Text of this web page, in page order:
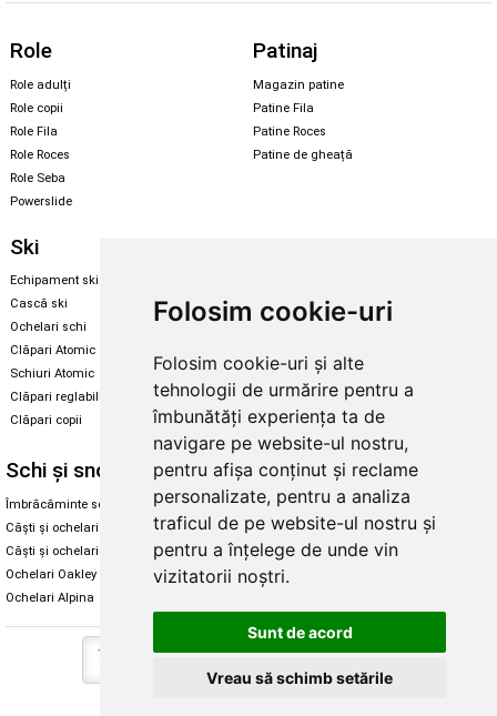
Folosim cookie-uri
Folosim cookie-uri și alte
tehnologii de urmărire pentru a
îmbunătăți experiența ta de
navigare pe website-ul nostru,
pentru afișa conținut și reclame
personalizate, pentru a analiza
traficul de pe website-ul nostru și
pentru a înțelege de unde vin
vizitatorii noștri.
Sunt de acord
Vreau să schimb setările
Role
Role adulți
Role copii
Role Fila
Role Roces
Role Seba
Powerslide
Patinaj
Magazin patine
Patine Fila
Patine Roces
Patine de gheață
Ski
Echipament ski
Cască ski
Ochelari schi
Clăpari Atomic
Schiuri Atomic
Clăpari reglabili
Clăpari copii
Echipament snowboard
Skate & longboard
Santa Cruz
Enuff Skateboards
Schi și snowboard
Îmbrăcăminte schi și snowboard
Căști și ochelari de iarnă
Căști și ochelari Alpina
Ochelari Oakley
Ochelari Alpina
Diverse
Cum aleg rolele
Cum aleg ochelarii
Ochelari de soare Oakley
Ochelari de soare Alpina